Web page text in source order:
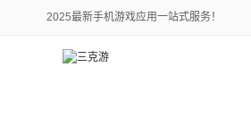
2025最新手机游戏应用一站式服务！